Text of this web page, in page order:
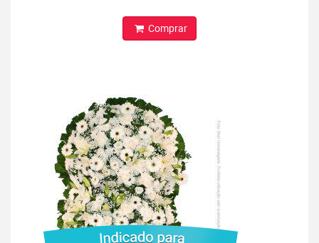
Comprar